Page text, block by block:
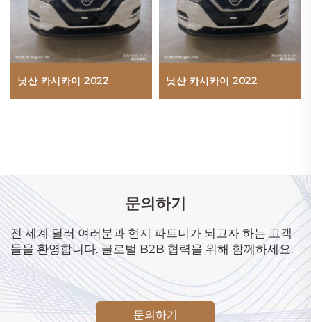
닛산 카시카이 2022 닛산 카시카이 2022
문의하기
전 세계 딜러 여러분과 현지 파트너가 되고자 하는 고객
들을 환영합니다. 글로벌 B2B 협력을 위해 함께하세요.
문의하기